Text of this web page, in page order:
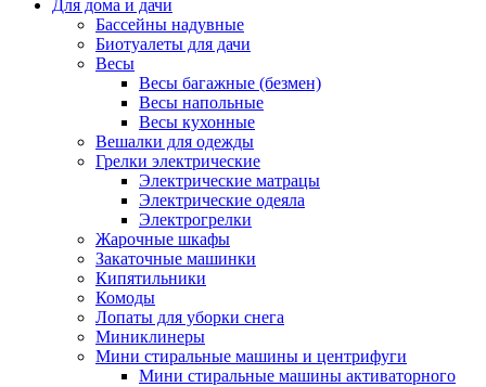
Для дома и дачи
Бассейны надувные
Биотуалеты для дачи
Весы
Весы багажные (безмен)
Весы напольные
Весы кухонные
Вешалки для одежды
Грелки электрические
Электрические матрацы
Электрические одеяла
Электрогрелки
Жарочные шкафы
Закаточные машинки
Кипятильники
Комоды
Лопаты для уборки снега
Миниклинеры
Мини стиральные машины и центрифуги
Мини стиральные машины активаторного